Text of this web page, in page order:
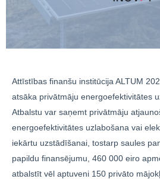
Attīstības finanšu institūcija ALTUM
atsāka privātmāju energoefektivitātes
Atbalstu var saņemt privātmāju
energoefektivitātes uzlabošana vai
iekārtu uzstādīšanai, tostarp saules
papildu finansējumu, 460 000 eiro
atbalstīt vēl aptuveni 150 privāto